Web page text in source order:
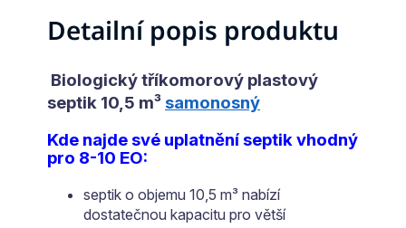
Detailní popis produktu
Biologický tříkomorový plastový
septik 10,5 m³ samonosný
Kde najde své uplatnění septik vhodný
pro 8-10 EO:
septik o objemu 10,5 m³ nabízí
dostatečnou kapacitu pro větší